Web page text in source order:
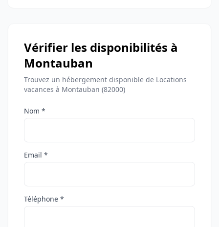
Vérifier les disponibilités à
Montauban
Trouvez un hébergement disponible de Locations
vacances à Montauban (82000)
Nom *
Email *
Téléphone *